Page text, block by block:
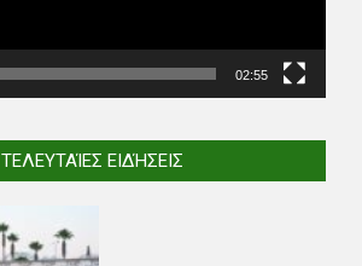
02:55
ΤΕΛΕΥΤΑΊΕΣ ΕΙΔΉΣΕΙΣ